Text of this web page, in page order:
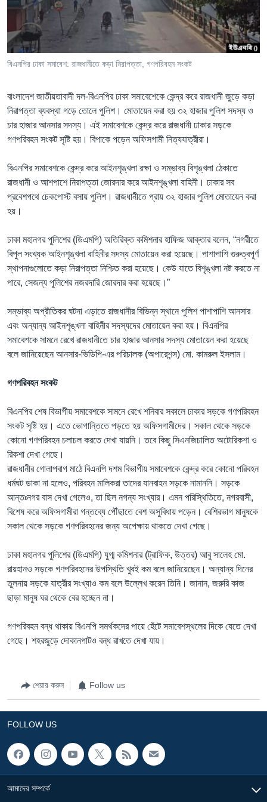
Learning English
FOLLOW US
অন্য ভাষায় ওয়েব সাইট
বিএনপির ঢাকা সমাবেশ: রাজধানীতে কড়া নিরাপত্তা, গণপরিবহন সংকট
বাংলাদেশ জাতীয়তাবাদী দল-বিএনপির ঢাকা সমাবেশেকে কেন্দ্র করে রাজধানী জুড়ে কড়া
নিরাপত্তা ব্যবস্থা গড়ে তোলে পুলিশ। মোতায়েন করা হয় ৩২ হাজার পুলিশ সদস্য ও
চার হাজার আনসার সদস্য। এই সমাবেশকে কেন্দ্র করে রাজধানী ঢাকার সড়কে
গণপরিবহন সংকট সৃষ্টি হয়। বিপাকে পড়েন অফিসগামী নিত্যযাত্রীরা।
বিএনপির সমাবেশকে কেন্দ্র করে আইনশৃঙ্খলা রক্ষা ও সম্ভাব্য বিশৃঙ্খলা ঠেকাতে
রাজধানী ও আশপাশে নিরাপত্তা জোরদার করে আইনশৃঙ্খলা বাহিনী। ঢাকার সব
প্রবেশপথে চেকপোস্ট বসায় পুলিশ। রাজধানীতে প্রায় ৩২ হাজার পুলিশ মোতায়েন করা
হয়।
ঢাকা মহানগর পুলিশের (ডিএমপি) অতিরিক্ত কমিশনার হাফিজ আক্তার বলেন, “নগরীতে
বিপুল সংখ্যক আইনশৃঙ্খলা বাহিনীর সদস্য মোতায়েন করা হয়েছে। পাশাপাশি গুরুত্বপূর্ণ
স্থাপনাগুলোতে কড়া নিরাপত্তা নিশ্চিত করা হয়েছে। কেউ যাতে বিশৃঙ্খলা নষ্ট করতে না
পারে, সেজন্য পুলিশের নজরদারি জোরদার করা হয়েছে।”
সম্ভাব্য অপ্রীতিকর ঘটনা এড়াতে রাজধানীর বিভিন্ন স্থানে পুলিশ পাশাপাশি আনসার
এবং অন্যান্য আইনশৃঙ্খলা বাহিনীর সদস্যদের মোতায়েন করা হয়। বিএনপির
সমাবেশকে সামনে রেখে রাজধানীতে চার হাজার আনসার সদস্য মোতায়েন করা হয়েছে
বলে জানিয়েছেন আনসার-ভিডিপি-এর পরিচালক (অপারেশন্স) মো. কামরুল ইসলাম।
গণপরিবহন সংকট
বিএনপির শেষ বিভাগীয় সমাবেশকে সামনে রেখে শনিবার সকালে ঢাকার সড়কে গণপরিবহন
সংকট সৃষ্টি হয়। এতে ভোগান্তিতে পড়তে হয় অফিসগামীদের। সকাল থেকে সড়কে
কোনো গণপরিবহন চলাচল করতে দেখা যায়নি। তবে কিছু সিএনজিচালিত অটোরিকশা ও
রিকশা দেখা গেছে।
রাজধানীর গোলাপবাগ মাঠে বিএনপি দশম বিভাগীয় সমাবেশকে কেন্দ্র করে কোনো পরিবহন
ধর্মঘট ডাকা না হলেও, পরিবহন মালিকরা তাদের যানবাহন সড়কে নামাননি। সড়কে
আন্তঃনগর বাস দেখা গেলেও, তা ছিল নগন্য সংখ্যার। এমন পরিস্থিতিতে, নগরবাসী,
বিশেষ করে অফিসগামীরা গন্তব্যে পৌঁছাতে বেশ অসুবিধায় পড়েন। বেশিরভাগ মানুষকে
সকাল থেকে সড়কে গণপরিবহনের জন্য অপেক্ষায় থাকতে দেখা গেছে।
ঢাকা মহানগর পুলিশের (ডিএমপি) যুগ্ম কমিশনার (ট্রাফিক, উত্তর) আবু সালেহ মো.
রায়হানও সড়কে গণপরিবহনের উপস্থিতি খুবই কম বলে জানিয়েছেন। অন্যান্য দিনের
তুলনায় সড়কে যাত্রীর সংখ্যাও কম বলে উল্লেখ করেন তিনি। জানান, জরুরি কাজ
ছাড়া মানুষ ঘর থেকে বের হচ্ছেন না।
গণপরিবহন বন্ধ থাকায় বিএনপি সমর্থকদের পায়ে হেঁটে সমাবেশস্থলের দিকে যেতে দেখা
গেছে। শহরজুড়ে দোকানপাটও বন্ধ রাখতে দেখা যায়।
শেয়ার করুন Follow us
FOLLOW US
আমাদের সম্পর্কে